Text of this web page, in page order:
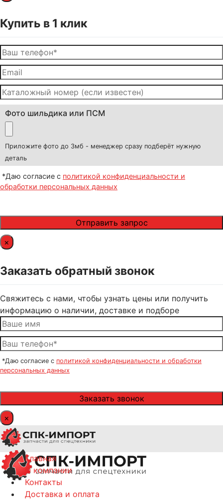
Купить в 1 клик
Фото шильдика или ПСМ
Приложите фото до 3мб - менеджер сразу подберёт нужную
деталь
*Даю согласие с политикой конфиденциальности и
обработки персональных данных
×
Заказать обратный звонок
Свяжитесь с нами, чтобы узнать цены или получить
информацию о наличии, доставке и подборе
*Даю согласие с политикой конфиденциальности и обработки
персональных данных
×
Главная
О компании
Контакты
Доставка и оплата